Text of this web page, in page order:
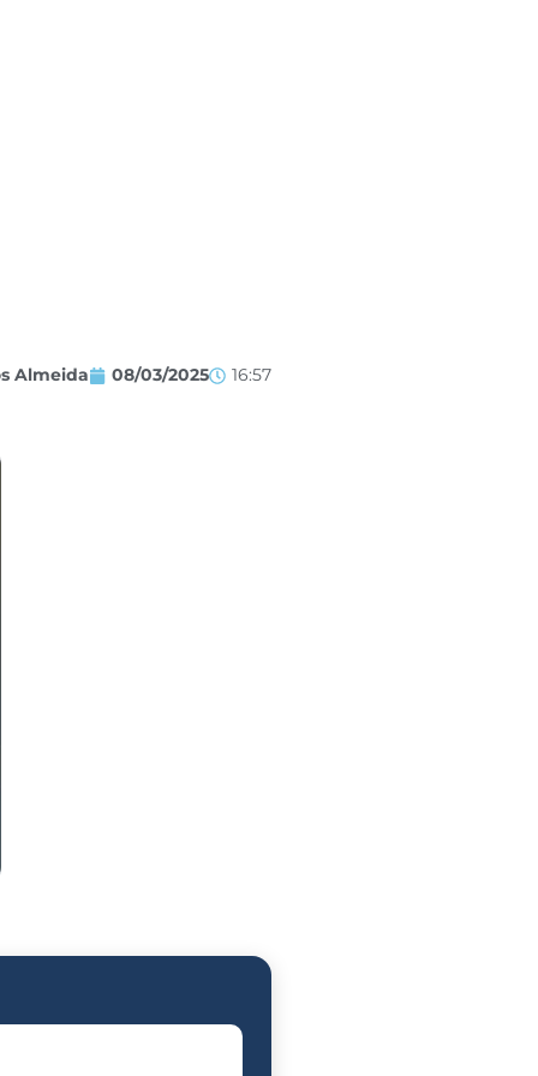
Almeida 08/03/2025 16:57